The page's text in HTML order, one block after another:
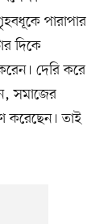
পারাপার
দিকে
দেরি করে
সমাজের
করেছেন। তাই